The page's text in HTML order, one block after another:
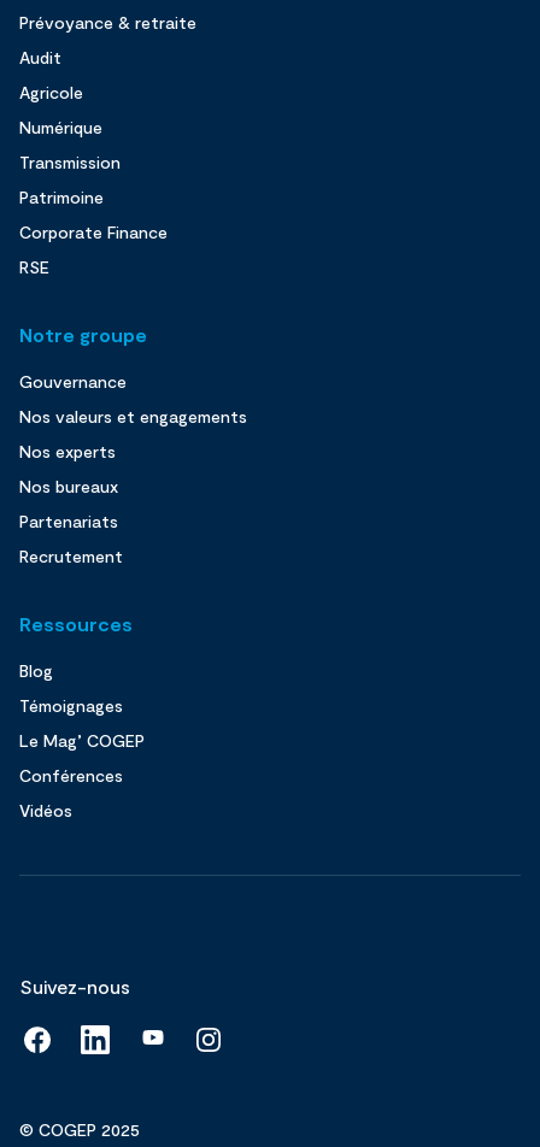
Prévoyance & retraite
Audit
Agricole
Numérique
Transmission
Patrimoine
Corporate Finance
RSE
Notre groupe
Gouvernance
Nos valeurs et engagements
Nos experts
Nos bureaux
Partenariats
Recrutement
Ressources
Blog
Témoignages
Le Mag’ COGEP
Conférences
Vidéos
Suivez-nous
© COGEP 2025